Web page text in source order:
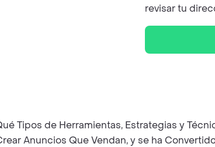
revisar tu
Tipos de Herramientas, Estrategias y
Anuncios Que Vendan, y se ha